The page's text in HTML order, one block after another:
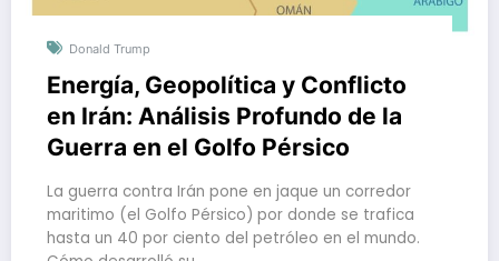
Donald Trump
Energía, Geopolítica y Conflicto
en Irán: Análisis Profundo de la
Guerra en el Golfo Pérsico
La guerra contra Irán pone en jaque un corredor
maritimo (el Golfo Pérsico) por donde se trafica
hasta un 40 por ciento del petróleo en el mundo.